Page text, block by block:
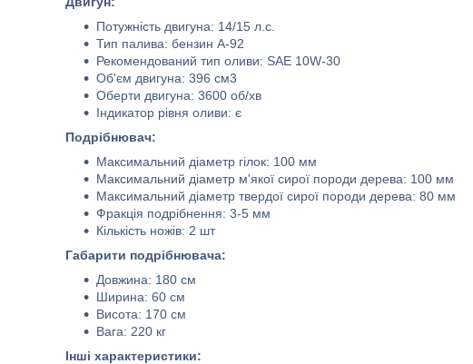
Потужність двигуна: 14/15 л.с.
Тип палива: бензин А-92
Рекомендований тип оливи: SAE 10W-30
Об'єм двигуна: 396 см3
Оберти двигуна: 3600 об/хв
Індикатор рівня оливи: є
Подрібнювач:
Максимальний діаметр гілок: 100 мм
Максимальний діаметр м'якої сирої породи дерева: 100 мм
Максимальний діаметр твердої сирої породи дерева: 80 мм
Фракція подрібнення: 3-5 мм
Кількість ножів: 2 шт
Габарити подрібнювача:
Довжина: 180 см
Ширина: 60 см
Висота: 170 см
Вага: 220 кг
Інші характеристики: